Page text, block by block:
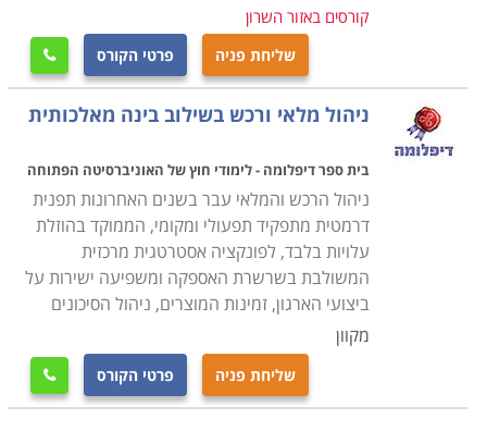
הגורמים הפיננסיים בארגון, מיומנות במשא ומתן, חוש
מסחרי חד, דייקנות וערנות, מכלול מורכב זה ממקם את איש
המקצוע בשורה המנהלתית הראשונה בחברה, וביצועיו
המקצועיים מקרינים באופן ישיר על המאזן השוטף.
מנהל הרכש הוא פונקציה חיונית גם בתהליכים עתידיים כמו
למשל פיתוח מוצר חדש. עליו לייעץ לגבי עלויות חומרי
הגלם אשר ישמשו והטכנולוגיות העדיפות, מרכיבים קריטיים
בשיקולי הכדאיות של הפיתוח והייצור בפועל.
למי מתאימי הלימודים
לימודי קניינות מקובלים בדרך כלל אצל עובדים בארגון אשר
מבקשים לחדד את ההתמחות שלהם לצורך פרטני זה, ולרוב
כבר קשורים בדרך זו או אחרת לאחד משלבי הפעילות בו
הוא עוסק, בין אלו ניתן למנות למשל עובדים המכהנים
קורסים באזור השרון
שליחת פניה פרטי הקורס 
ניהול מלאי ורכש בשילוב בינה מאלכותית
בית ספר דיפלומה - לימודי חוץ של האוניברסיטה הפתוחה
ניהול הרכש והמלאי עבר בשנים האחרונות תפנית
דרמטית מתפקיד תפעולי ומקומי, הממוקד בהוזלת
עלויות בלבד, לפונקציה אסטרטגית מרכזית
המשולבת בשרשרת האספקה ומשפיעה ישירות על
ביצועי הארגון, זמינות המוצרים, ניהול הסיכונים
מקוון
שליחת פניה פרטי הקורס 